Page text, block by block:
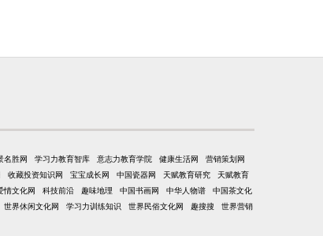
名胜网 学习力教育智库 意志力教育学院 健康生活网
营销策划网
收藏投资知识网 宝宝成长网 中国瓷器网 天赋教育研究
天赋教育
情文化网 科技前沿 趣味地理 中国书画网 中华人物谱
中国茶文化
世界休闲文化网 学习力训练知识 世界民俗文化网 趣搜搜
世界营销